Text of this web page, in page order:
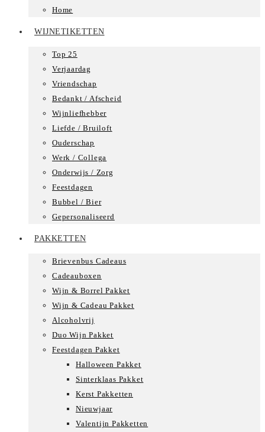
Home
WIJNETIKETTEN
Top 25
Verjaardag
Vriendschap
Bedankt / Afscheid
Wijnliefhebber
Liefde / Bruiloft
Ouderschap
Werk / Collega
Onderwijs / Zorg
Feestdagen
Bubbel / Bier
Gepersonaliseerd
PAKKETTEN
Brievenbus Cadeaus
Cadeauboxen
Wijn & Borrel Pakket
Wijn & Cadeau Pakket
Alcoholvrij
Duo Wijn Pakket
Feestdagen Pakket
Halloween Pakket
Sinterklaas Pakket
Kerst Pakketten
Nieuwjaar
Valentijn Pakketten